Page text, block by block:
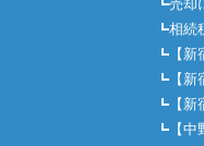
売却
相続
【
【
【
【